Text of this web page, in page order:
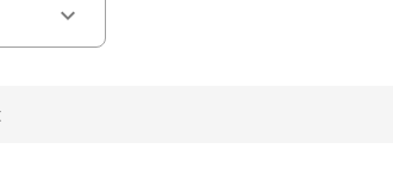
keyboard_arrow_down